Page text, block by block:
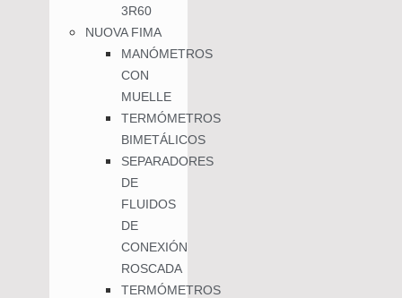
3R60
NUOVA FIMA
MANÓMETROS
CON
MUELLE
TERMÓMETROS
BIMETÁLICOS
SEPARADORES
DE
FLUIDOS
DE
CONEXIÓN
ROSCADA
TERMÓMETROS